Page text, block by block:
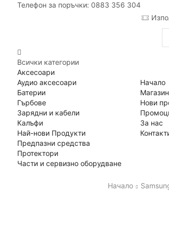
Телефон за поръчки: 0883 356 304
Всички категории
Аксесоари
Аудио аксесоари
Батерии
Гърбове
Зарядни и кабели
Калъфи
Най-нови Продукти
Предпазни средства
Протектори
Части и сервизно оборудване
Начало
Магазин
Нови
За нас
Начало